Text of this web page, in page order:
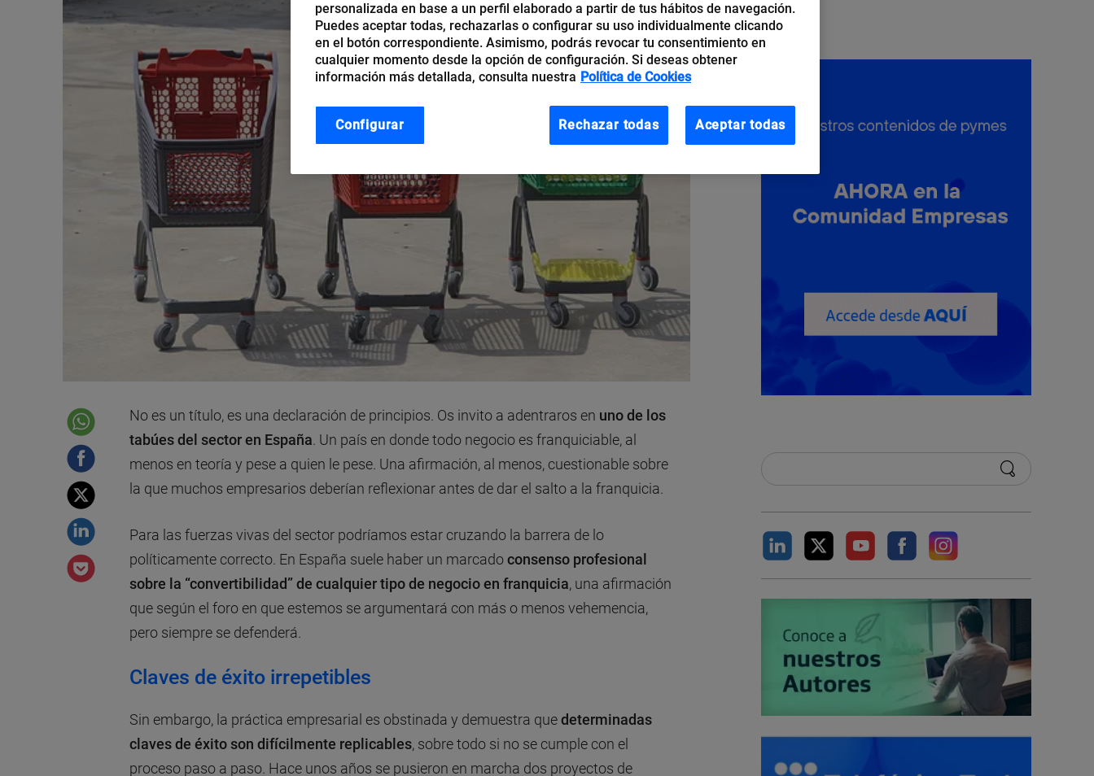
No es un título, es una declaración de principios. Os invito a adentraros en uno de los
tabúes del sector en España . Un país en donde todo negocio es franquiciable, al
menos en teoría y pese a quien le pese. Una afirmación, al menos, cuestionable sobre
la que muchos empresarios deberían reflexionar antes de dar el salto a la franquicia.
Para las fuerzas vivas del sector podríamos estar cruzando la barrera de lo
políticamente correcto. En España suele haber un marcadoconsenso profesional
sobre la “convertibilidad” de cualquier tipo de negocio en franquicia, una afirmación
que según el foro en que estemos se argumentará con más o menos vehemencia,
pero siempre se defenderá.
Claves de éxito irrepetibles
Sin embargo, la práctica empresarial es obstinada y demuestra quedeterminadas
claves de éxito son difícilmente replicables, sobre todo si no se cumple con el
proceso paso a paso. Hace unos años se pusieron en marcha dos proyectos de
personalizada en base a un perfil elaborado a partir de tus hábitos de navegación.
Puedes aceptar todas, rechazarlas o configurar su uso individualmente clicando
en el botón correspondiente. Asimismo, podrás revocar tu consentimiento en
cualquier momento desde la opción de configuración. Si deseas obtener
información más detallada, consulta nuestra Política de Cookies
Rechazar todas Aceptar todas
Configurar